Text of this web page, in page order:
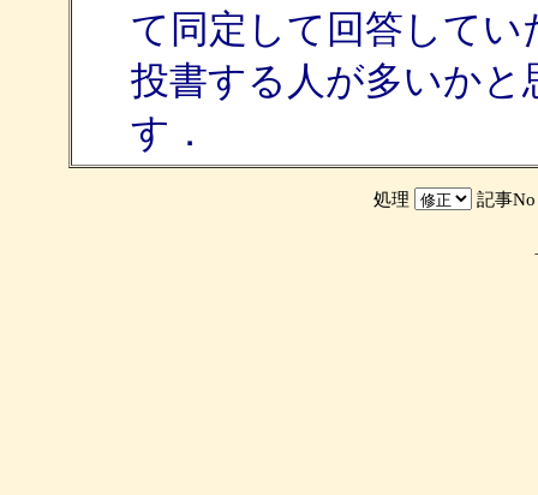
て同定して回答して
投書する人が多いか
す．
処理 記事